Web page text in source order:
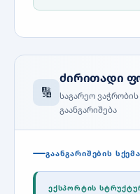
🔢
ძირითადი
საგარეო
გაანგარიშება
ᲒᲐᲐᲜᲒᲐᲠᲘᲨᲔᲑᲘᲡ ᲡᲥᲔᲛᲐ
ᲔᲥᲡᲞᲝᲠᲢᲘᲡ